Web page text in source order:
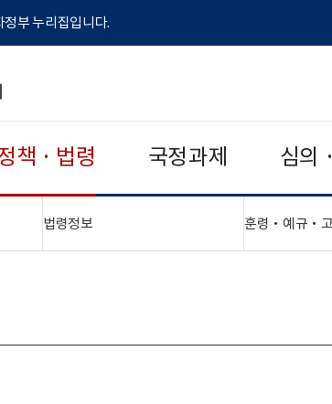
부 누리집입니다.
책 · 법령 국정과제 심의
법령정보"접기,펼치기" 훈령‧예규‧